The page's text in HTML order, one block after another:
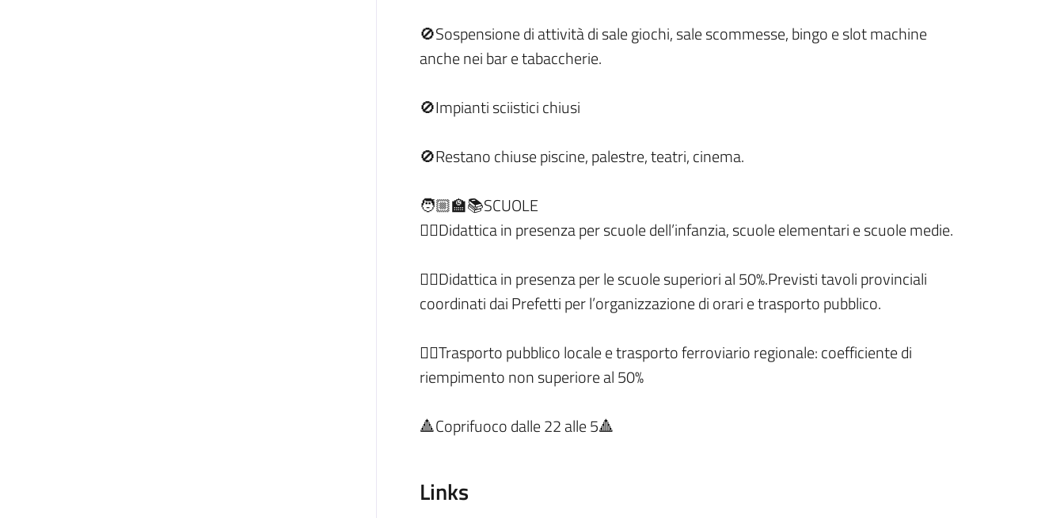
🚫Sospensione di attività di sale giochi, sale scommesse, bingo e slot machine
anche nei bar e tabaccherie.
🚫Impianti sciistici chiusi
🚫Restano chiuse piscine, palestre, teatri, cinema.
🧑🏼‍🏫📚SCUOLE
👉🏻Didattica in presenza per scuole dell’infanzia, scuole elementari e scuole medie.
👉🏻Didattica in presenza per le scuole superiori al 50%.Previsti tavoli provinciali
coordinati dai Prefetti per l’organizzazione di orari e trasporto pubblico.
👉🏻Trasporto pubblico locale e trasporto ferroviario regionale: coefficiente di
riempimento non superiore al 50%
🔺Coprifuoco dalle 22 alle 5🔺
Links